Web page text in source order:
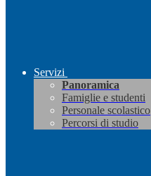
Servizi
Panoramica
Famiglie e studenti
Personale scolastico
Percorsi di studio